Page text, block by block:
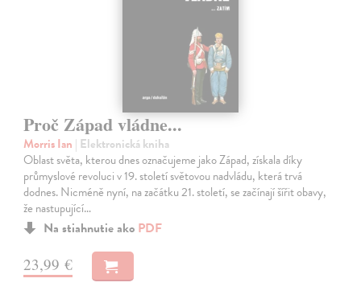
Proč Západ vládne...
Morris Ian | Elektronická kniha
Oblast světa, kterou dnes označujeme jako Západ, získala díky
průmyslové revoluci v 19. století světovou nadvládu, která trvá
dodnes. Nicméně nyní, na začátku 21. století, se začínají šířit obavy,
že nastupující…
Na stiahnutie ako PDF
23,99 €